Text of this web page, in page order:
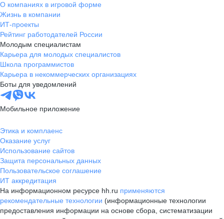
О компаниях в игровой форме
Жизнь в компании
ИТ-проекты
Рейтинг работодателей России
Молодым специалистам
Карьера для молодых специалистов
Школа программистов
Карьера в некоммерческих организациях
Боты для уведомлений
Мобильное приложение
Этика и комплаенс
Оказание услуг
Использование сайтов
Защита персональных данных
Пользовательское соглашение
ИТ аккредитация
На информационном ресурсе hh.ru применяются
рекомендательные технологии (информационные технологии
предоставления информации на основе сбора, систематизации